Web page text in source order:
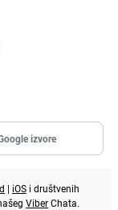
izvore
| iOS i društvenih
ViberChata.